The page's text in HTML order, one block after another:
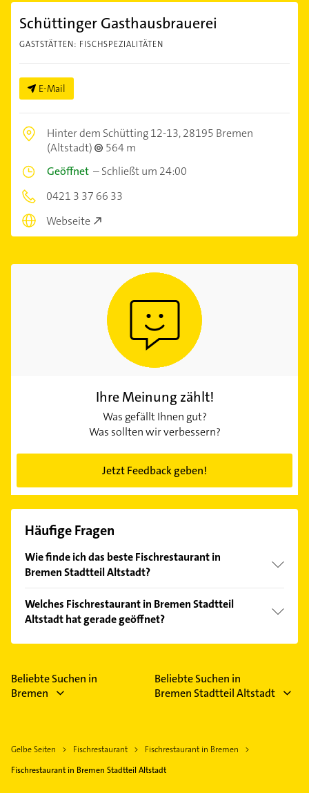
Schüttinger Gasthausbrauerei
GASTSTÄTTEN: FISCHSPEZIALITÄTEN
E-Mail
Hinter dem Schütting 12-13,28195 Bremen
(Altstadt)
564 m
Geöffnet –Schließt um 24:00
0421 3 37 66 33
Webseite
Ihre Meinung zählt!
Was gefällt Ihnen gut?
Was sollten wir verbessern?
Jetzt Feedback geben!
Häufige Fragen
Wie finde ich das beste Fischrestaurant in
Bremen Stadtteil Altstadt?
Kundenmeinungen und profitieren Sie von den
Empfehlungen. Die Suchergebnisse können Sie sich
einfach nachBewertungensortiert anzeigen lassen.
Welches Fischrestaurant in Bremen Stadtteil
Altstadt hat gerade geöffnet?
Im Anbieter-Bereich finden Sie alleÖffnungszeiten.
Feiertagen abweichen können.
Beliebte Suchen in
Bremen
Beliebte Suchen in
Bremen Stadtteil Altstadt
Gelbe Seiten Fischrestaurant
Fischrestaurant in Bremen
Fischrestaurant in Bremen Stadtteil Altstadt